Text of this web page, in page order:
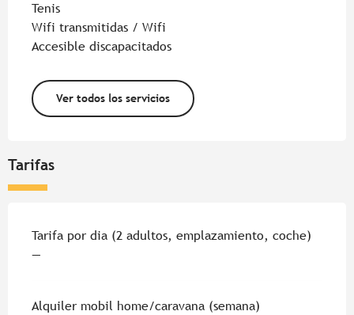
Tenis
Wifi transmitidas / Wifi
Accesible discapacitados
Ver todos los servicios
Tarifas
Tarifas 2026
Tarifa por dia (2 adultos, emplazamiento, coche)
—
Alquiler mobil home/caravana (semana)